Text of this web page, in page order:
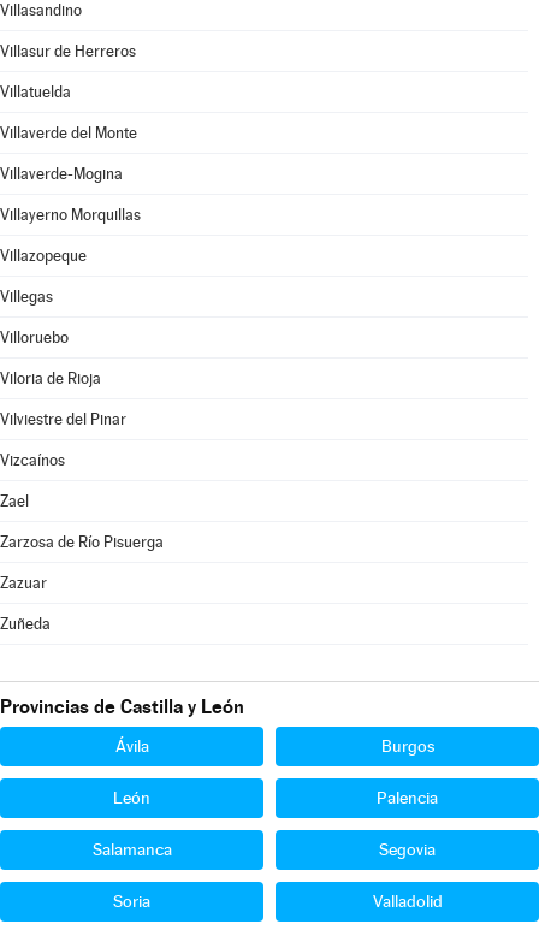
Villasandino
Villasur de Herreros
Villatuelda
Villaverde del Monte
Villaverde-Mogina
Villayerno Morquillas
Villazopeque
Villegas
Villoruebo
Viloria de Rioja
Vilviestre del Pinar
Vizcaínos
Zael
Zarzosa de Río Pisuerga
Zazuar
Zuñeda
Provincias de Castilla y León
Ávila Burgos
León Palencia
Salamanca Segovia
Soria Valladolid